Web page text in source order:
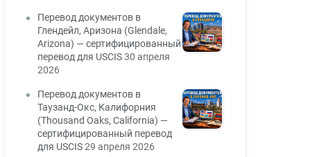
Перевод документов в
Глендейл, Аризона (Glendale,
Arizona) — сертифицированный
перевод для USCIS30 апреля
2026
Перевод документов в
Таузанд-Окс, Калифорния
(Thousand Oaks, California) —
сертифицированный перевод
для USCIS29 апреля 2026